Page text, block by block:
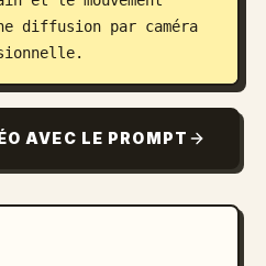
diffusion par caméra
AVEC LE PROMPT